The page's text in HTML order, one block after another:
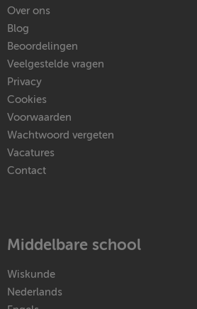
Over ons
Blog
Beoordelingen
Veelgestelde vragen
Privacy
Cookies
Voorwaarden
Wachtwoord vergeten
Vacatures
Contact
Middelbare school
Wiskunde
Nederlands